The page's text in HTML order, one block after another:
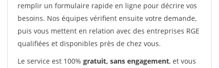
remplir un formulaire rapide en ligne pour décrire vos
besoins. Nos équipes vérifient ensuite votre demande,
puis vous mettent en relation avec des entreprises RGE
qualifiées et disponibles près de chez vous.
Le service est 100% gratuit, sans engagement, et vous